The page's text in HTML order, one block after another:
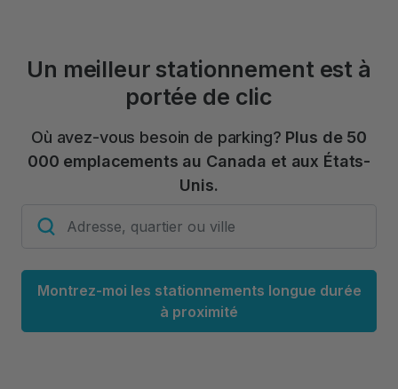
Un meilleur stationnement est à
portée de clic
Où avez-vous besoin de parking? Plus de 50
000 emplacements au Canada et aux États-
Unis.
Montrez-moi les stationnements longue durée
à proximité